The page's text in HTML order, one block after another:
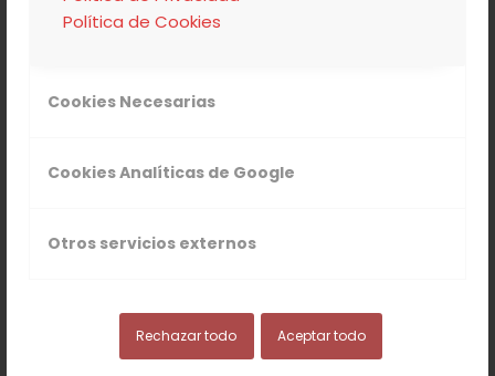
Política de Cookies
Cookies Necesarias
Cookies Analíticas de Google
Otros servicios externos
Rechazar todo Aceptar todo